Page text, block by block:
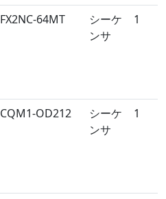
FX2NC-64MT
シーケ
ンサ
1
CQM1-OD212
シーケ
ンサ
1